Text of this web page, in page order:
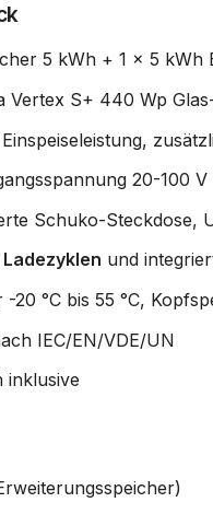
5 kWh + 1 x 5 kWh
Vertex S+ 440 Wp
Einspeiseleistung,
20-100 V
Schuko-Steckdose,
und
20 °C bis 55 °C,
IEC/EN/VDE/UN
inklusive